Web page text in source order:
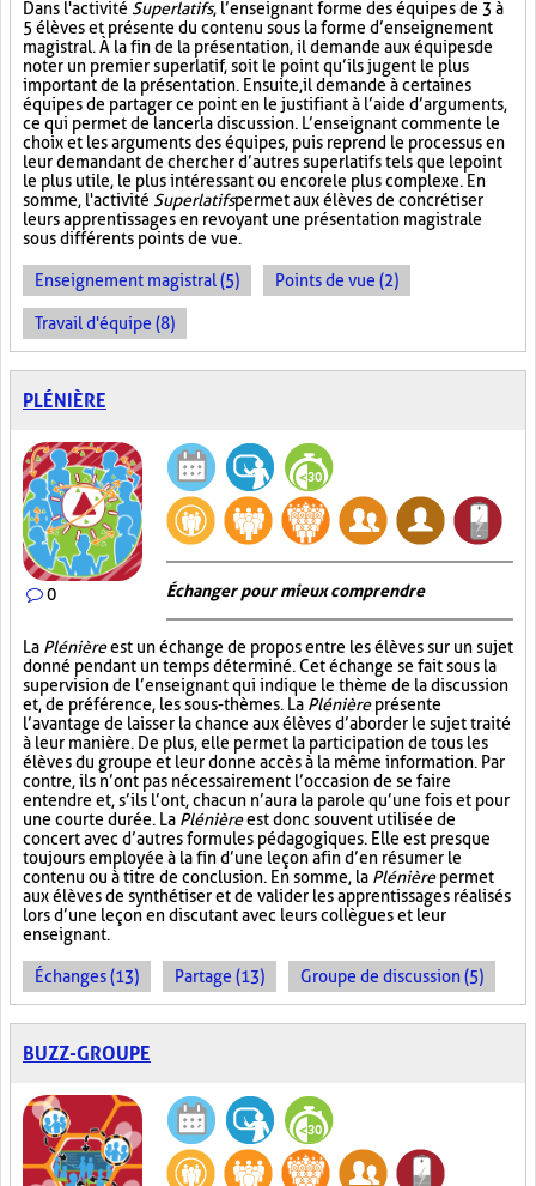
Dans l'activité Superlatifs, l’enseignant forme des équipes de 3 à
5 élèves et présente du contenu sous la forme d’enseignement
magistral. À la fin de la présentation, il demande aux équipes de
noter un premier superlatif, soit le point qu’ils jugent le plus
important de la présentation. Ensuite, il demande à certaines
équipes de partager ce point en le justifiant à l’aide d’arguments,
ce qui permet de lancer la discussion. L’enseignant commente le
choix et les arguments des équipes, puis reprend le processus en
leur demandant de chercher d’autres superlatifs tels que le point
le plus utile, le plus intéressant ou encore le plus complexe. En
somme, l'activité Superlatifspermet aux élèves de concrétiser
leurs apprentissages en revoyant une présentation magistrale
sous différents points de vue.
Enseignement magistral (5) Points de vue (2)
Travail d'équipe (8)
PLÉNIÈRE
0 Échanger pour mieux comprendre
La Plénièreest un échange de propos entre les élèves sur un sujet
donné pendant un temps déterminé. Cet échange se fait sous la
supervision de l’enseignant qui indique le thème de la discussion
et, de préférence, les sous-thèmes. La Plénièreprésente
l’avantage de laisser la chance aux élèves d’aborder le sujet traité
à leur manière. De plus, elle permet la participation de tous les
élèves du groupe et leur donne accès à la même information. Par
contre, ils n’ont pas nécessairement l’occasion de se faire
entendre et, s’ils l’ont, chacun n’aura la parole qu’une fois et pour
une courte durée. La Plénièreest donc souvent utilisée de
concert avec d’autres formules pédagogiques. Elle est presque
toujours employée à la fin d’une leçon afin d’en résumer le
contenu ou à titre de conclusion. En somme, la Plénièrepermet
aux élèves de synthétiser et de valider les apprentissages réalisés
lors d’une leçon en discutant avec leurs collègues et leur
enseignant.
Échanges (13) Partage (13) Groupe de discussion (5)
BUZZ-GROUPE